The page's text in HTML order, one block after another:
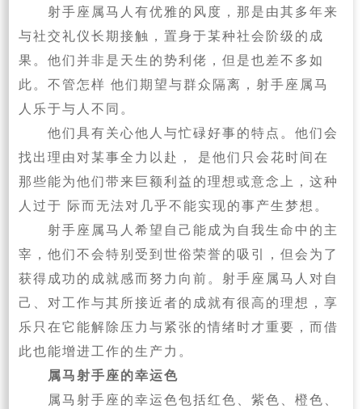
射手座属马人有优雅的风度，那是由其多年来
与社交礼仪长期接触，置身于某种社会阶级的成
果。他们并非是天生的势利佬，但是也差不多如
此。不管怎样 他们期望与群众隔离，射手座属马
人乐于与人不同。
他们具有关心他人与忙碌好事的特点。他们会
找出理由对某事全力以赴， 是他们只会花时间在
那些能为他们带来巨额利益的理想或意念上，这种
人过于 际而无法对几乎不能实现的事产生梦想。
射手座属马人希望自己能成为自我生命中的主
宰，他们不会特别受到世俗荣誉的吸引，但会为了
获得成功的成就感而努力向前。射手座属马人对自
己、对工作与其所接近者的成就有很高的理想，享
乐只在它能解除压力与紧张的情绪时才重要，而借
此也能增进工作的生产力。
属马射手座的幸运色
属马射手座的幸运色包括红色、紫色、橙色、